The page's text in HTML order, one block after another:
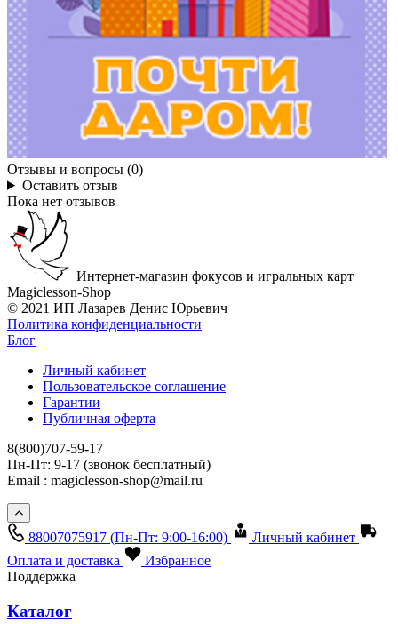
Отзывы и вопросы (0)
Оставить отзыв
Пока нет отзывов
Интернет-магазин фокусов и игральных карт
Magiclesson-Shop
© 2021 ИП Лазарев Денис Юрьевич
Политика конфиденциальности
Блог
Личный кабинет
Пользовательское соглашение
Гарантии
Публичная оферта
8(800)707-59-17
Пн-Пт: 9-17 (звонок бесплатный)
Email : magiclesson-shop@mail.ru
88007075917 (Пн-Пт: 9:00-16:00)
Личный кабинет
Оплата и доставка
Избранное
Поддержка
Каталог